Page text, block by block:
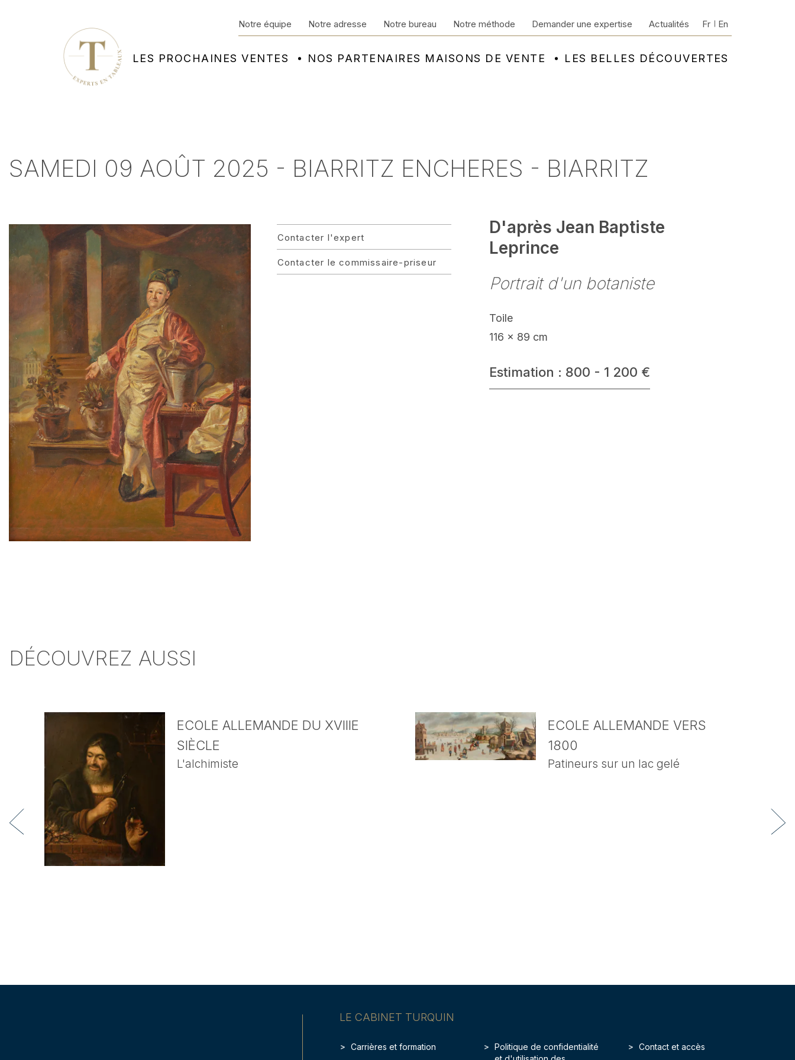
LES PROCHAINES VENTES NOS PARTENAIRES MAISONS DE VENTE LES BELLES DÉCOUVERTES
Notre équipe Notre adresse Notre bureau Notre méthode Demander une expertise Actualités Fr En
SAMEDI 09 AOÛT 2025 - BIARRITZ ENCHERES - BIARRITZ
Contacter l'expert
Contacter le commissaire-priseur
D'après Jean Baptiste
Leprince
Portrait d'un botaniste
Toile
116 x 89 cm
Estimation : 800 - 1 200 €
DÉCOUVREZ AUSSI
ECOLE ALLEMANDE DU XVIIIE
SIÈCLE
L'alchimiste
ECOLE ALLEMANDE VERS
1800
Patineurs sur un lac gelé
LE CABINET TURQUIN
Carrières et formation
Politique de confidentialité
Contact et accès